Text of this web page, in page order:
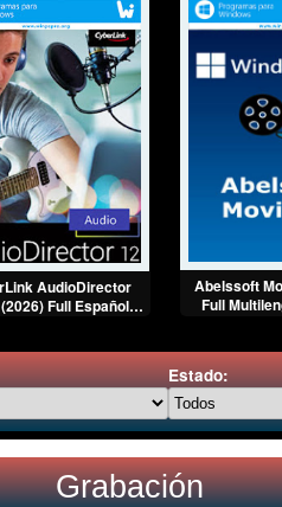
AudioDirector
Full Español
Abelssoft
Full
Estado:
Grabación